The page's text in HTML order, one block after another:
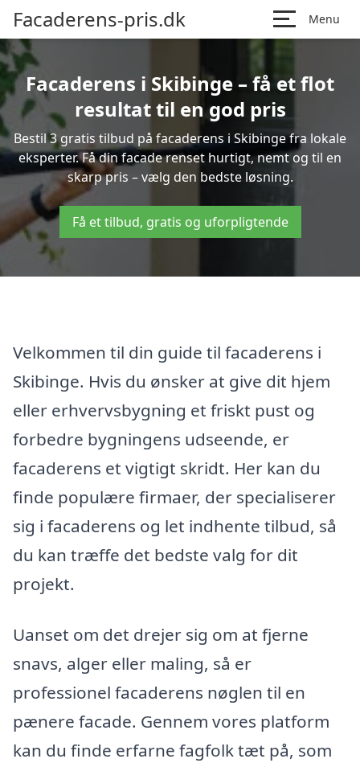
Facaderens-pris.dk Menu
Facaderens i Skibinge – få et flot
resultat til en god pris
Bestil 3 gratis tilbud på facaderens i Skibinge fra lokale
eksperter. Få din facade renset hurtigt, nemt og til en
skarp pris – vælg den bedste løsning.
Få et tilbud, gratis og uforpligtende
Velkommen til din guide til facaderens i
Skibinge. Hvis du ønsker at give dit hjem
eller erhvervsbygning et friskt pust og
forbedre bygningens udseende, er
facaderens et vigtigt skridt. Her kan du
finde populære firmaer, der specialiserer
sig i facaderens og let indhente tilbud, så
du kan træffe det bedste valg for dit
projekt.
Uanset om det drejer sig om at fjerne
snavs, alger eller maling, så er
professionel facaderens nøglen til en
pænere facade. Gennem vores platform
kan du finde erfarne fagfolk tæt på, som